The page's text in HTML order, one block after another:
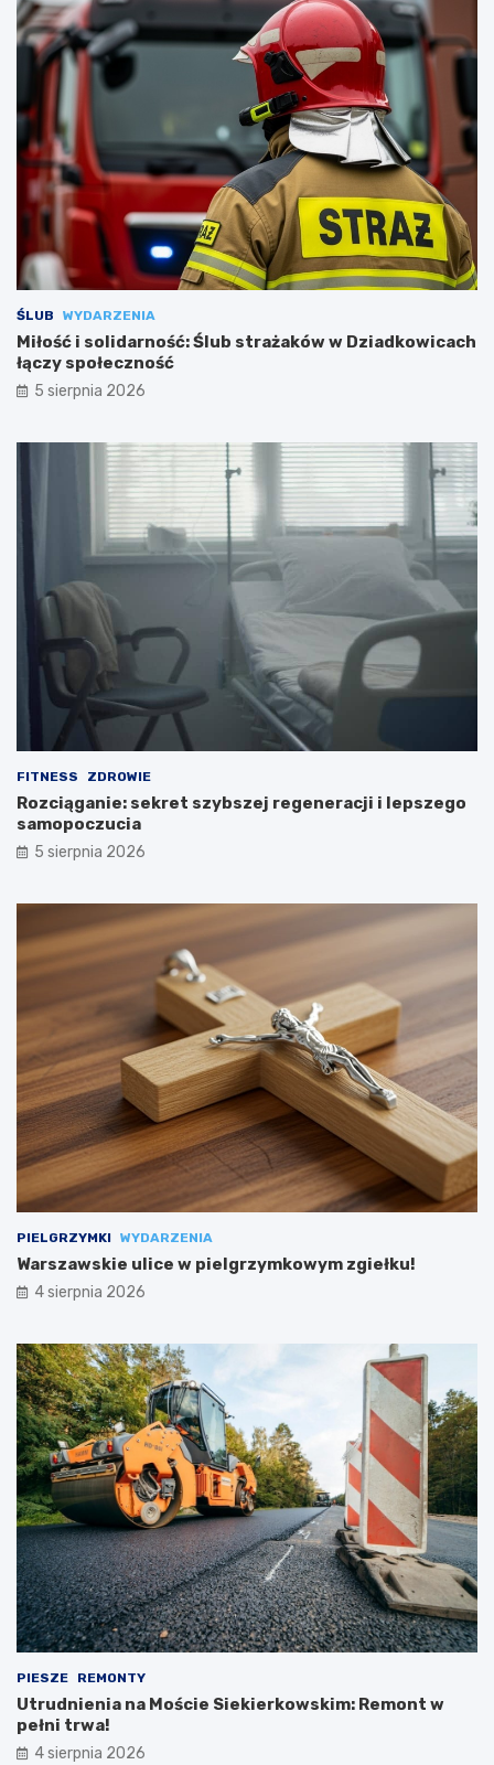
ŚLUB WYDARZENIA
Miłość i solidarność: Ślub strażaków w Dziadkowicach
łączy społeczność
5 sierpnia 2026
FITNESS ZDROWIE
Rozciąganie: sekret szybszej regeneracji i lepszego
samopoczucia
5 sierpnia 2026
PIELGRZYMKI WYDARZENIA
Warszawskie ulice w pielgrzymkowym zgiełku!
4 sierpnia 2026
PIESZE REMONTY
Utrudnienia na Moście Siekierkowskim: Remont w
pełni trwa!
4 sierpnia 2026